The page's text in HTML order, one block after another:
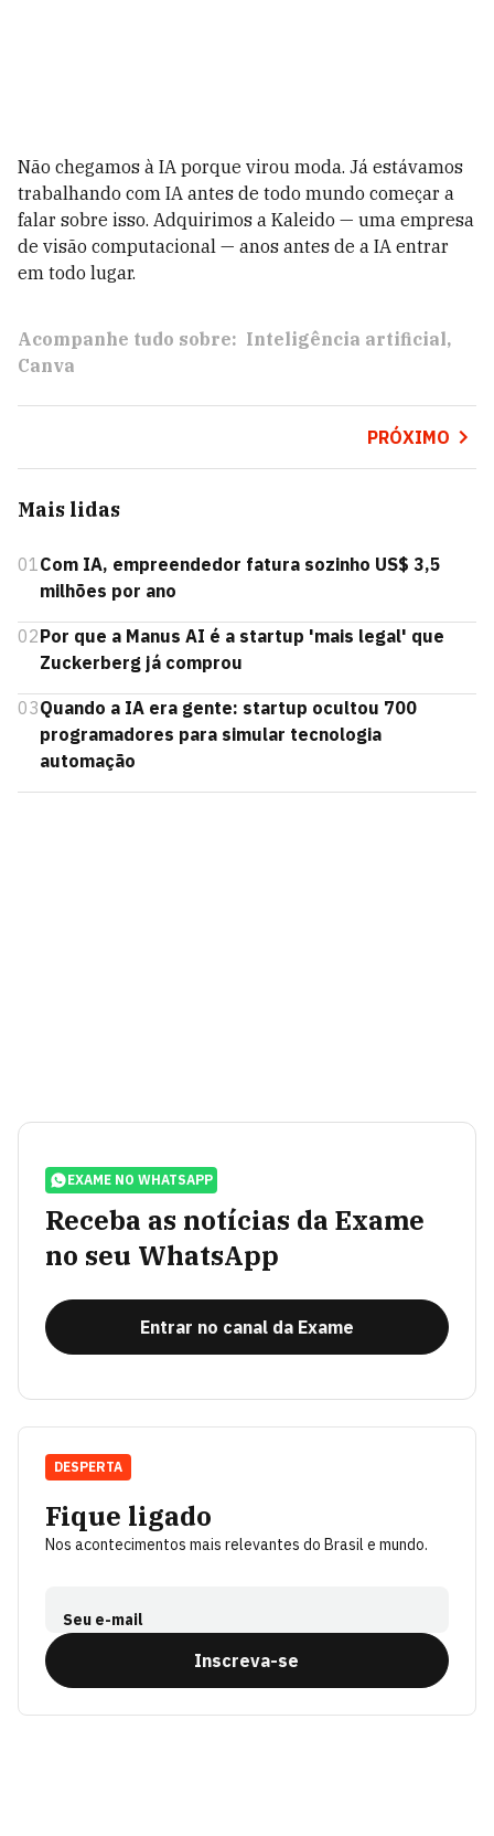
Não chegamos à IA porque virou moda. Já estávamos
trabalhando com IA antes de todo mundo começar a
falar sobre isso. Adquirimos a Kaleido — uma empresa
de visão computacional — anos antes de a IA entrar
em todo lugar.
Acompanhe tudo sobre: Inteligência artificial
Canva
PRÓXIMO
Mais lidas
01Com IA, empreendedor fatura sozinho US$ 3,5
milhões por ano
02Por que a Manus AI é a startup 'mais legal' que
Zuckerberg já comprou
03Quando a IA era gente: startup ocultou 700
programadores para simular tecnologia
automação
EXAME NO WHATSAPP
Receba as notícias da Exame
no seu WhatsApp
Entrar no canal da Exame
Fique ligado
Nos acontecimentos mais relevantes do Brasil e mundo.
Seu e-mail
Inscreva-se
DESPERTA